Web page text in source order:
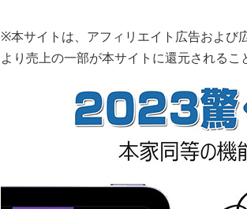
※本サイトは、アフィリエイト広告および
より売上の一部が本サイトに還元されるこ